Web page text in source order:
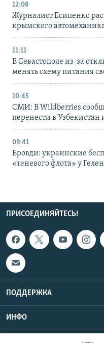
12:08
Журналист Есипенко
крымского
11:11
В Севастополе из-за
менять схему питания
10:45
СМИ: В Wildberries
перенести в Узбекистан
09:41
Бровди: украинские
«теневого флота» у
ПРИСОЕДИНЯЙТЕСЬ!
ПОДДЕРЖКА
ИНФО